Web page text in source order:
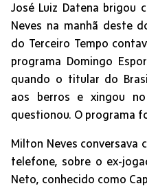
José Luiz Datena brigou
Neves na manhã deste
do Terceiro Tempo
programa Domingo
quando o titular do
aos berros e xingou
questionou. O programa
Milton Neves conversava
telefone, sobre o ex-
Neto, conhecido como